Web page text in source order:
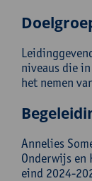
niveaus die
het nemen
Annelies
Onderwijs en
eind 2024-